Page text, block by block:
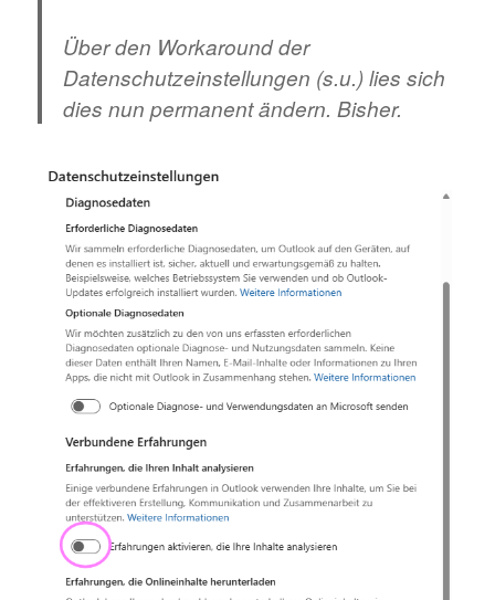
Über den Workaround der
Datenschutzeinstellungen (s.u.) lies sich
dies nun permanent ändern. Bisher.